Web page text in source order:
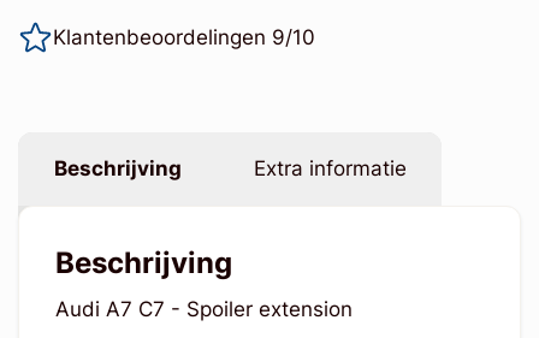
Klantenbeoordelingen 9/10
Beschrijving Extra informatie
Beschrijving
Audi A7 C7 - Spoiler extension